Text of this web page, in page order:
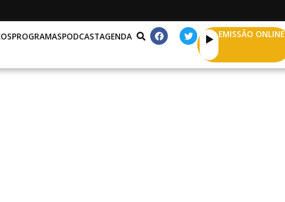
PROGRAMASPODCASTAGENDA EMISSÃO ONLINE